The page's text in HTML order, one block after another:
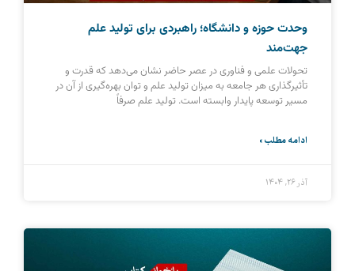
وحدت حوزه و دانشگاه؛ راهبردی برای تولید علم
جهت‌مند
تحولات علمی و فناوری در عصر حاضر نشان می‌دهد که قدرت و
تأثیرگذاری هر جامعه به میزان تولید علم و توان بهره‌گیری از آن در
مسیر توسعه پایدار وابسته است. تولید علم صرفاً
ادامه مطلب »
آذر ۲۶, ۱۴۰۴